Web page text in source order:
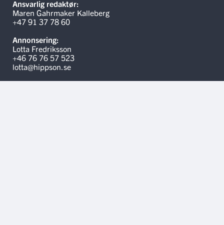
Ansvarlig redaktør:
Maren Gahrmaker Kalleberg
+47 91 37 78 60
Annonsering:
Lotta Fredriksson
+46 76 76 57 523
lotta@hippson.se